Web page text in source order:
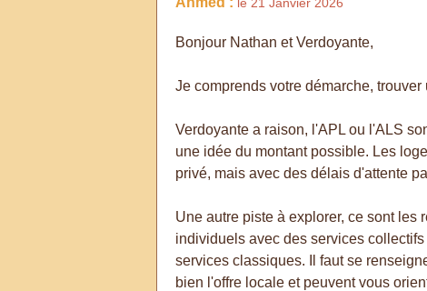
Bonjour Nathan et Verdoyante,
Je comprends votre démarche,
Verdoyante a raison, l'APL ou l'ALS
une idée du montant possible. Les
privé, mais avec des délais d'attente
Une autre piste à explorer, ce sont
individuels avec des services
services classiques. Il faut se
bien l'offre locale et peuvent vous